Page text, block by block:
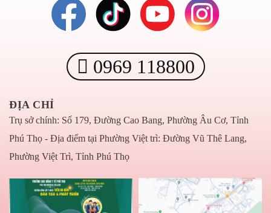
0969 118800
ĐỊA CHỈ
Trụ sở chính: Số 179, Đường Cao Bang, Phường Âu Cơ, Tỉnh
Phú Thọ - Địa điểm tại Phường Việt trì: Đường Vũ Thê Lang,
Phường Việt Trì, Tỉnh Phú Thọ